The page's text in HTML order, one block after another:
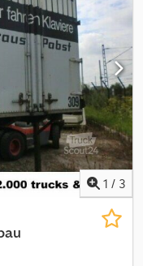
Bovenden, 2-
Aievhg T Uepok
bei
Änderungen,
- .
1 / 3